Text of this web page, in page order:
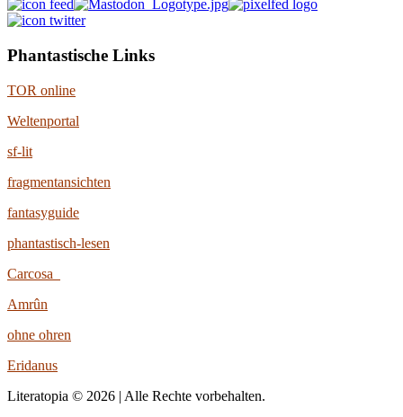
Phantastische Links
TOR online
Weltenportal
sf-lit
fragmentansichten
fantasyguide
phantastisch-lesen
Carcosa
Amrûn
ohne ohren
Eridanus
Literatopia © 2026 | Alle Rechte vorbehalten.